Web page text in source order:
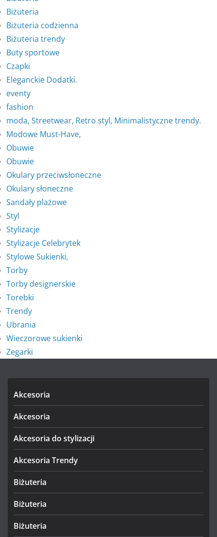
Biżuteria
Biżuteria codzienna
Biżuteria trendy
Buty sportowe
Czapki
Eleganckie Dodatki.
eventy
fashion
moda, Streetwear, Retro styl, Minimalistyczne trendy.
Modowe Must-Have,
Obuwie
Obuwie
Okulary przeciwsłoneczne
Okulary słoneczne
Sandały plażowe
Styl
Stylizacje
Stylizacje Celebrytek
Stylowe Sukienki,
Torby
Torby designerskie
Torebki
Trendy
Ubrania
Wieczorowe sukienki
Zegarki
Akcesoria
Akcesoria
Akcesoria do stylizacji
Akcesoria Trendy
Biżuteria
Biżuteria
Biżuteria